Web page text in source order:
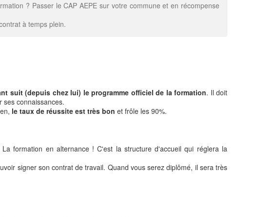
? Passer le CAP AEPE sur votre commune et en récompense
à temps plein.
suit (depuis chez lui) le programme officiel de la formation. Il doit
ses connaissances.
le taux de réussite est très bon et frôle les 90%.
formation en alternance ! C'est la structure d'accueil qui réglera la
signer son contrat de travail. Quand vous serez diplômé, il sera très